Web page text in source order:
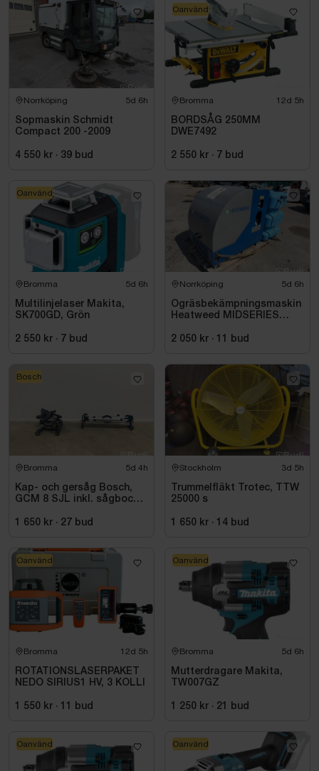
Norrköping 5d 6h
Sopmaskin Schmidt
Compact 200 -2009
4 550 kr · 39 bud
Bromma 12d 5h
BORDSÅG 250MM
DWE7492
2 550 kr · 7 bud
Oanvänd
Bromma 5d 6h
Multilinjelaser Makita,
SK700GD, Grön
2 550 kr · 7 bud
Oanvänd
Norrköping 5d 6h
Ogräsbekämpningsmaskin
Heatweed MIDSERIES
2 050 kr · 11 bud
Bromma 5d 4h
Kap- och gersåg Bosch,
GCM 8 SJL inkl. sågbock
1 650 kr · 27 bud
Bosch
Stockholm 3d 5h
Trummelfläkt Trotec, TTW
25000 s
1 650 kr · 14 bud
Bromma 12d 5h
ROTATIONSLASERPAKET
NEDO SIRIUS1 HV, 3 KOLLI
1 550 kr · 11 bud
Oanvänd
Bromma 5d 6h
Mutterdragare Makita,
TW007GZ
1 250 kr · 21 bud
Oanvänd
Oanvänd Oanvänd